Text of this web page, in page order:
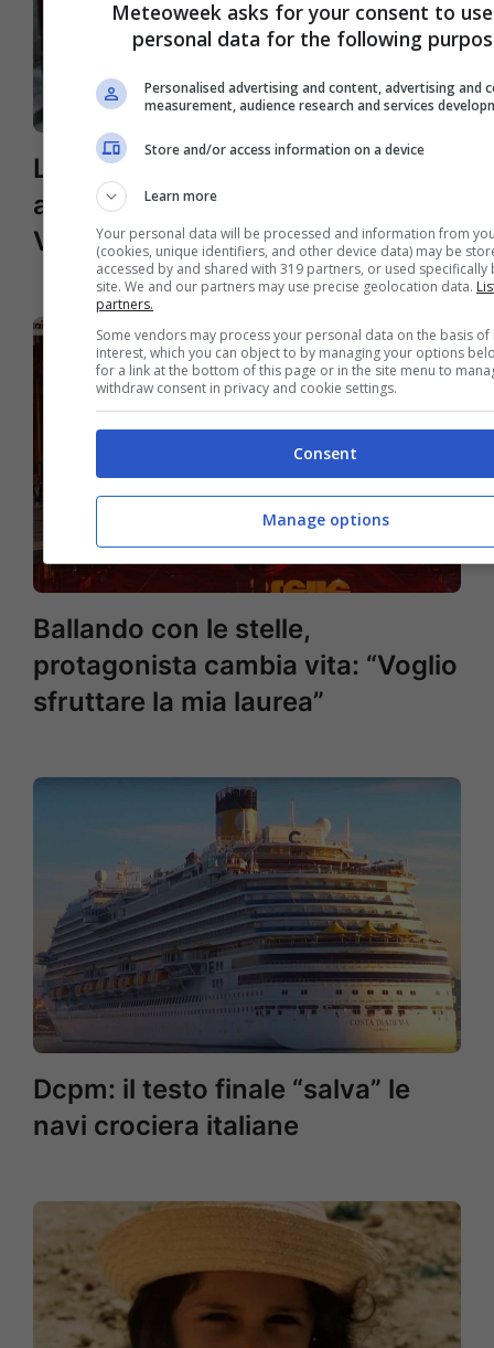
La Francia rifiuta di restituire
all’Italia il black bloc Vincenzo
Vecchi
Ballando con le stelle,
protagonista cambia vita: “Voglio
sfruttare la mia laurea”
Dcpm: il testo finale “salva” le
navi crociera italiane
Meteoweek asks for your consent to
personal data for the following
Personalised advertising and content, advertising and
measurement, audience research and services
Store and/or access information on a device
Learn more
Your personal data will be processed and information from
(cookies, unique identifiers, and other device data) may be
accessed by and shared with 319 partners, or used specifically
site. We and our partners may use precise geolocation data.
partners.
Some vendors may process your personal data on the basis
interest, which you can object to by managing your options
for a link at the bottom of this page or in the site menu to
withdraw consent in privacy and cookie settings.
Consent
Manage options